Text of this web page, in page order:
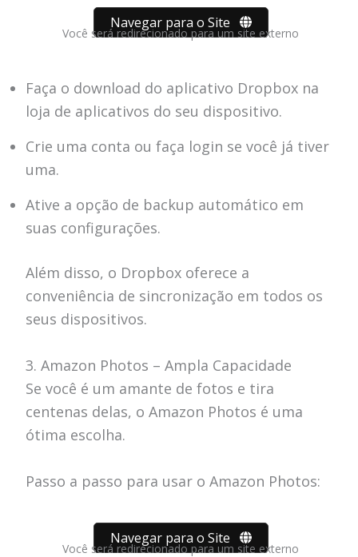
Navegar para o Site
Você será redirecionado para um site externo
Faça o download do aplicativo Dropbox na
loja de aplicativos do seu dispositivo.
Crie uma conta ou faça login se você já tiver
uma.
Ative a opção de backup automático em
suas configurações.
Além disso, o Dropbox oferece a
conveniência de sincronização em todos os
seus dispositivos.
3. Amazon Photos – Ampla Capacidade
Se você é um amante de fotos e tira
centenas delas, o Amazon Photos é uma
ótima escolha.
Passo a passo para usar o Amazon Photos:
Navegar para o Site
Você será redirecionado para um site externo